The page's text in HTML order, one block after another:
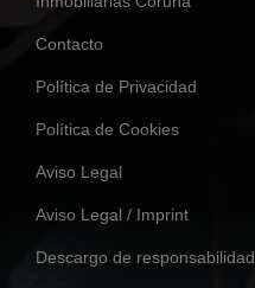
Contacto
Política de Privacidad
Política de Cookies
Aviso Legal
Aviso Legal / Imprint
Descargo de responsabilidad